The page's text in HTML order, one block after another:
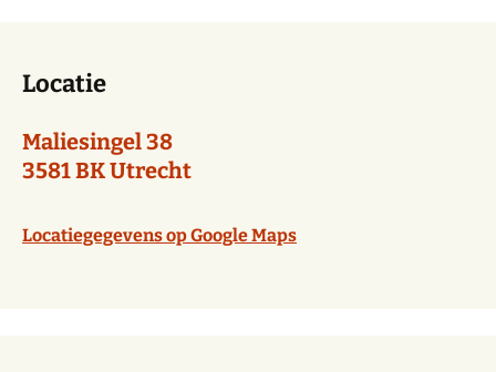
Locatie
Maliesingel 38
3581 BK Utrecht
Locatiegegevens op Google Maps